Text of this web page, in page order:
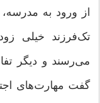
از ورود به
تک‌فرزند خیلی
می‌رسند و دیگر
گفت مهارت‌های